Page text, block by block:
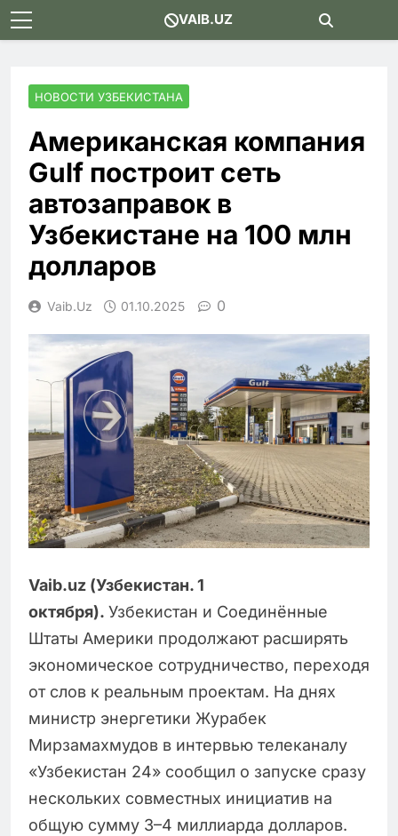
Skip
to
VAIB.UZ
НОВОСТИ УЗБЕКИСТАНА
Американская компания
Gulf построит сеть
автозаправок в
Узбекистане на 100 млн
долларов
Vaib.uz 01.10.2025 0
Vaib.uz (Узбекистан. 1
октября). Узбекистан и Соединённые
Штаты Америки продолжают расширять
экономическое сотрудничество, переходя
от слов к реальным проектам. На днях
министр энергетики Журабек
Мирзамахмудов в интервью телеканалу
«Узбекистан 24» сообщил о запуске сразу
нескольких совместных инициатив на
общую сумму 3–4 миллиарда долларов.